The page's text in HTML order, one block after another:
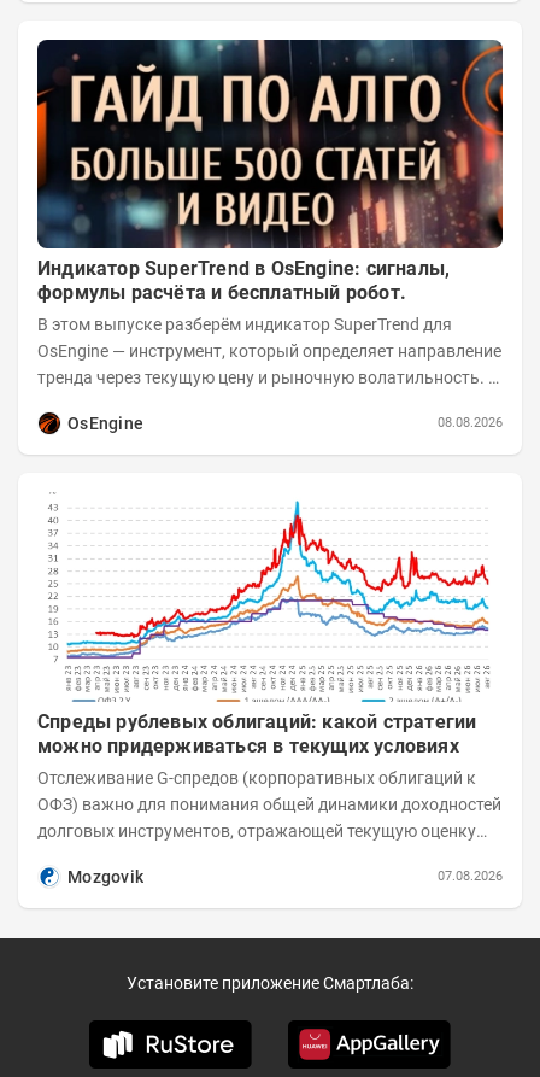
Индикатор SuperTrend в OsEngine: сигналы,
формулы расчёта и бесплатный робот.
В этом выпуске разберём индикатор SuperTrend для
OsEngine — инструмент, который определяет направление
тренда через текущую цену и рыночную волатильность. В
OsEngine
08.08.2026
Спреды рублевых облигаций: какой стратегии
можно придерживаться в текущих условиях
Отслеживание G-спредов (корпоративных облигаций к
ОФЗ) важно для понимания общей динамики доходностей
долговых инструментов, отражающей текущую оценку
Mozgovik
07.08.2026
Установите приложение Смартлаба: